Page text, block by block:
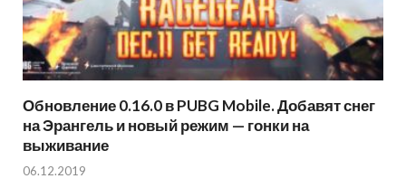
Обновление 0.16.0 в PUBG Mobile. Добавят снег
на Эрангель и новый режим — гонки на
выживание
06.12.2019